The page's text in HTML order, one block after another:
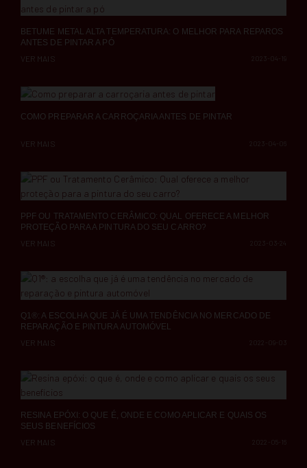
BETUME METAL ALTA TEMPERATURA: O MELHOR PARA REPAROS
ANTES DE PINTAR A PÓ
2023-04-19
VER MAIS
COMO PREPARAR A CARROÇARIA ANTES DE PINTAR
2023-04-06
VER MAIS
PPF OU TRATAMENTO CERÂMICO: QUAL OFERECE A MELHOR
PROTEÇÃO PARA A PINTURA DO SEU CARRO?
2023-03-24
VER MAIS
Q1®: A ESCOLHA QUE JÁ É UMA TENDÊNCIA NO MERCADO DE
REPARAÇÃO E PINTURA AUTOMÓVEL
VER MAIS
RESINA EPÓXI: O QUE É, ONDE E COMO APLICAR E QUAIS OS
SEUS BENEFÍCIOS
VER MAIS